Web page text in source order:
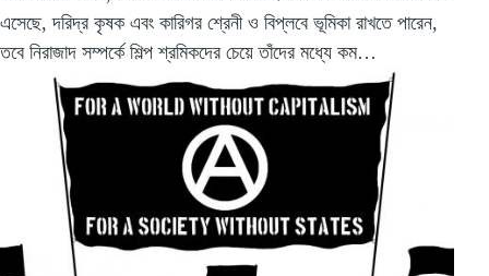
এসেছে, দরিদ্র কৃষক এবং কারিগর শ্রেনী ও বিপ্লবে ভূমিকা রাখতে পারেন,
তবে নিরাজাদ সম্পর্কে শিল্প শ্রমিকদের চেয়ে তাঁদের মধ্যে কম…